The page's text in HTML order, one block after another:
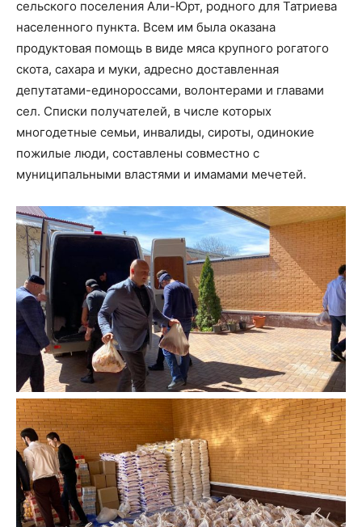
сельского поселения Али-Юрт, родного для Татриева
населенного пункта. Всем им была оказана
продуктовая помощь в виде мяса крупного рогатого
скота, сахара и муки, адресно доставленная
депутатами-единороссами, волонтерами и главами
сел. Списки получателей, в числе которых
многодетные семьи, инвалиды, сироты, одинокие
пожилые люди, составлены совместно с
муниципальными властями и имамами мечетей.